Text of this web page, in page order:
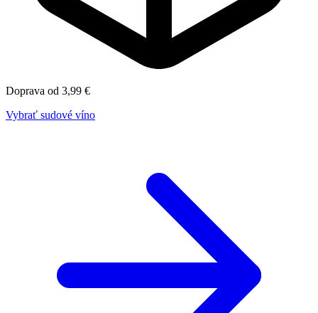
Doprava od 3,99 €
Vybrať sudové víno